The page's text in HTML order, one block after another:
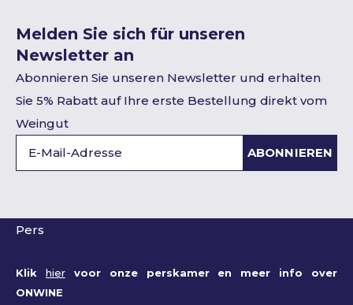
Melden Sie sich für unseren
Newsletter an
Abonnieren Sie unseren Newsletter und erhalten
Sie 5% Rabatt auf Ihre erste Bestellung direkt vom
Weingut
ABONNIEREN
Pers
Klik hiervoor onze perskamer en meer info over
ONWINE